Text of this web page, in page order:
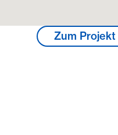
Zum Projekt